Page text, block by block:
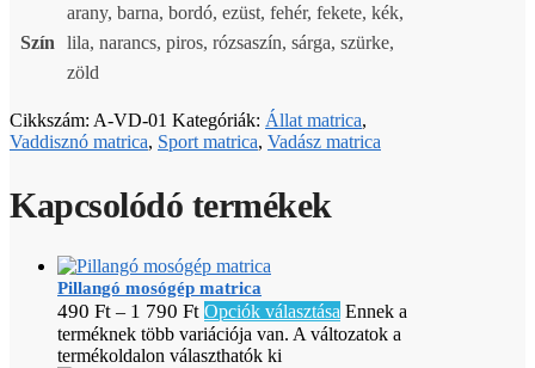
Szín
arany, barna, bordó, ezüst, fehér, fekete, kék,
lila, narancs, piros, rózsaszín, sárga, szürke,
zöld
Cikkszám: A-VD-01 Kategóriák: Állat matrica,
Vaddisznó matrica, Sport matrica, Vadász matrica
Kapcsolódó termékek
Pillangó mosógép matrica
490 Ft – 1 790 Ft Opciók választása Ennek a
terméknek több variációja van. A változatok a
termékoldalon választhatók ki